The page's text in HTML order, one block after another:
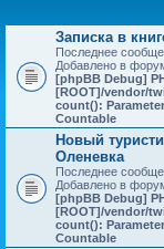
Записка в
Последнее
Добавлено в
[phpBB Debug]
[ROOT]/vendor/
count():
Countable
Новый
Оленевка
Последнее
Добавлено в
[phpBB Debug]
[ROOT]/vendor/
count():
Countable